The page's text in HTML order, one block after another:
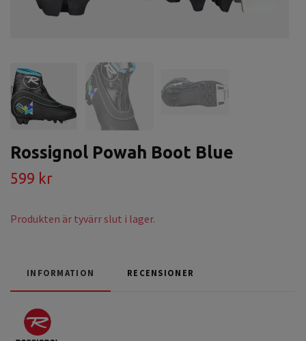
Rossignol Powah Boot Blue
599 kr
Produkten är tyvärr slut i lager.
INFORMATION RECENSIONER